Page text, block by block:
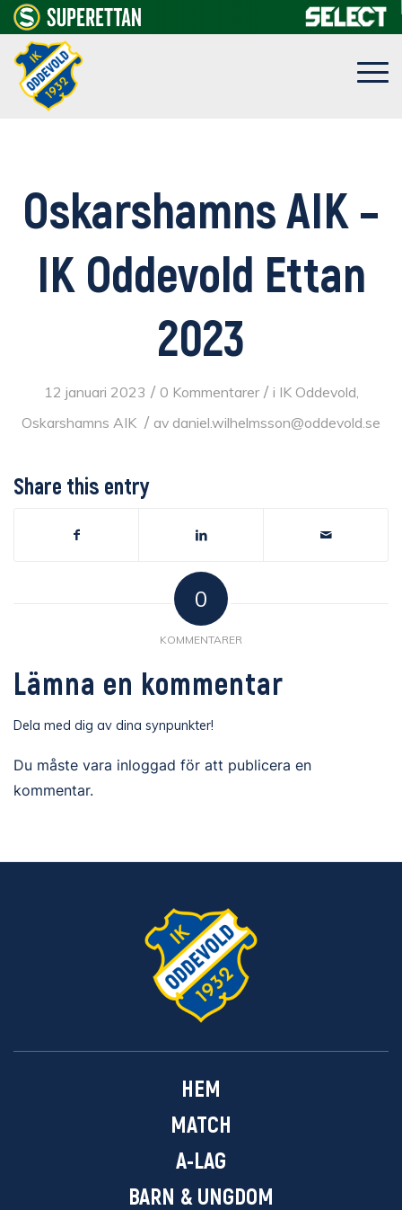
Oskarshamns AIK –
IK Oddevold Ettan
2023
12 januari 2023 / 0 Kommentarer / i IK Oddevold,
Oskarshamns AIK / av daniel.wilhelmsson@oddevold.se
Share this entry
0
KOMMENTARER
Lämna en kommentar
Dela med dig av dina synpunkter!
Du måste vara inloggad för att publicera en
kommentar.
HEM
MATCH
A-LAG
BARN & UNGDOM